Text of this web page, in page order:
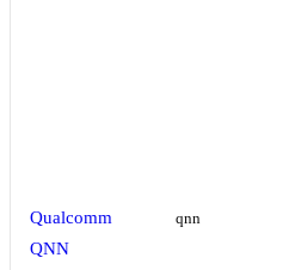
Qualcomm
QNN
qnn